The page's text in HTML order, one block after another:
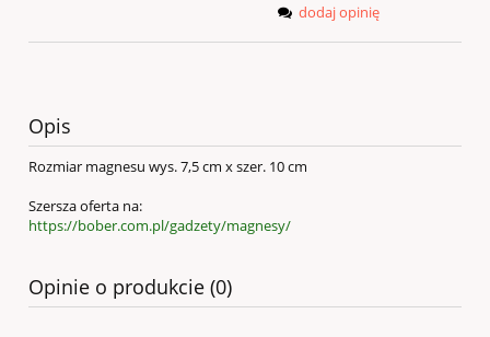
dodaj opinię
Opis
Rozmiar magnesu wys. 7,5 cm x szer. 10 cm
Szersza oferta na:
https://bober.com.pl/gadzety/magnesy/
Opinie o produkcie (0)